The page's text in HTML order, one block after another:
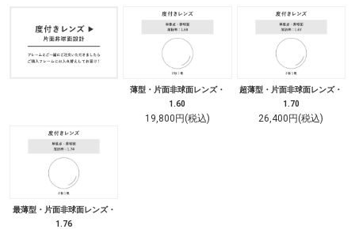
薄型・片面非球面レンズ・
1.60
19,800円(税込)
超薄型・片面非球面レンズ・
1.70
26,400円(税込)
最薄型・片面非球面レンズ・
1.76